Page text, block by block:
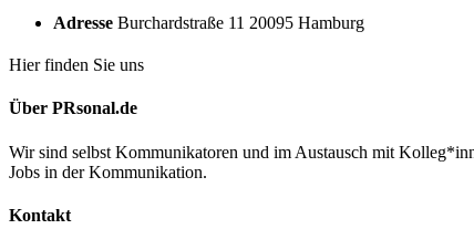
Adresse Burchardstraße 11 20095 Hamburg
Hier finden Sie uns
Über PRsonal.de
Wir sind selbst Kommunikatoren und im Austausch mit
Jobs in der Kommunikation.
Kontakt